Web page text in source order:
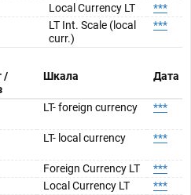
Local Currency LT
***
LT Int. Scale (local
curr.)
***
/
Шкала Дата
LT- foreign currency ***
LT- local currency ***
Foreign Currency LT
***
Local Currency LT
***